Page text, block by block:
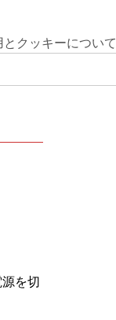
クッキーについて
を切